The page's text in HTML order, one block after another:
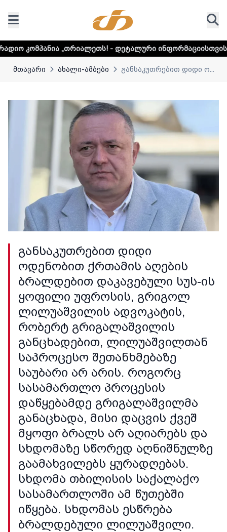
- დეტალური ინფორმაციისთვის დააკლიკეთ
მთავარი ახალი-ამბები განსაკუთრებით დიდი ო...
განსაკუთრებით დიდი
ოდენობით ქრთამის აღების
ბრალდებით დაკავებული სუს-ის
ყოფილი უფროსის, გრიგოლ
ლილუაშვილის ადვოკატის,
რობერტ გრიგალაშვილის
განცხადებით, ლილუაშვილთან
საპროცესო შეთანხმებაზე
საუბარი არ არის. როგორც
სასამართლო პროცესის
დაწყებამდე გრიგალაშვილმა
განაცხადა, მისი დაცვის ქვეშ
მყოფი ბრალს არ აღიარებს და
სხდომაზე სწორედ აღნიშნულზე
გაამახვილებს ყურადღებას.
სხდომა თბილისის საქალაქო
სასამართლოში ამ წუთებში
იწყება. სხდომას ესწრება
ბრალდებული ლილუაშვილი.